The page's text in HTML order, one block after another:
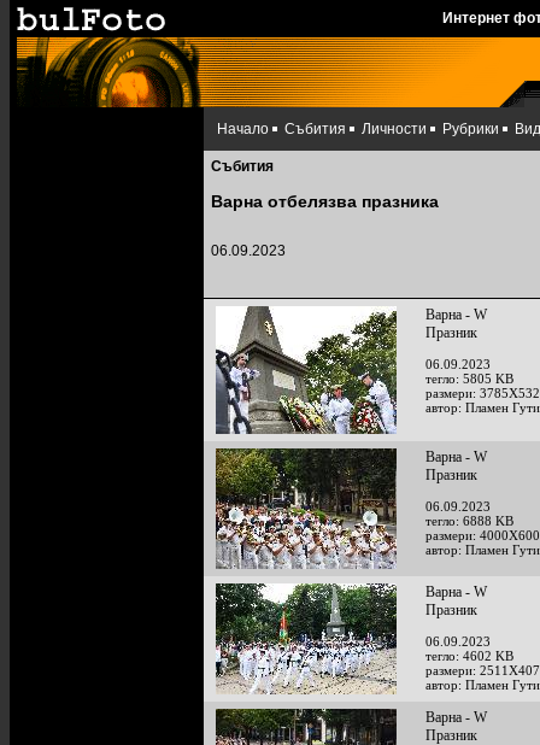
Интернет
Начало Събития Личности Рубрики
Събития
Варна отбелязва празника
06.09.2023
Варна - W
Празник
06.09.2023
тегло: 5805 KB
размери:
автор: Пламен
Варна - W
Празник
06.09.2023
тегло: 6888 KB
размери:
автор: Пламен
Варна - W
Празник
06.09.2023
тегло: 4602 KB
размери:
автор: Пламен
Варна - W
Празник